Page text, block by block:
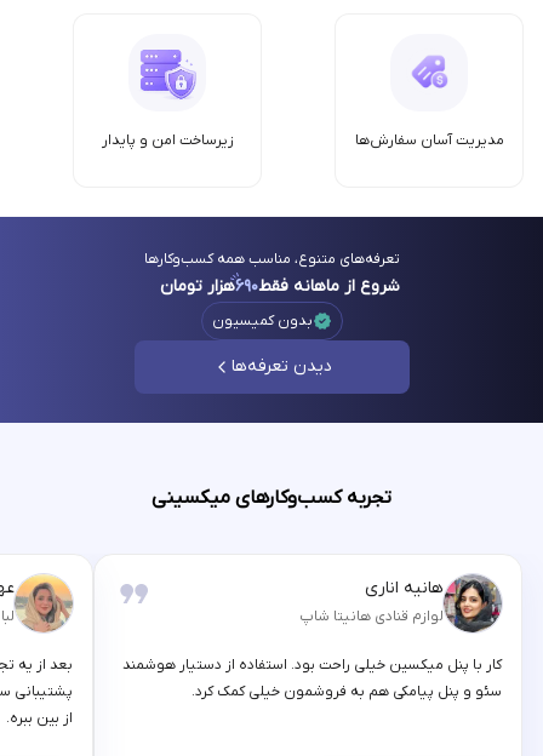
مدیریت آسان سفارش‌ها زیرساخت امن‌ و پایدار
تعرفه‌های متنوع، مناسب همه کسب‌وکارها
شروع از ماهانه فقط۶۹۰هزار تومان
بدون کمیسیون
دیدن تعرفه‌ها
تجربه کسب‌وکارهای میکسینی
هانیه اناری
لوازم قنادی هانیتا شاپ
کار با پنل میکسین خیلی راحت بود. استفاده از دستیار هوشمند
سئو و پنل پیامکی هم به فروشمون خیلی کمک کرد.
بعد از یه
پشتیبانی
از بین ببره.